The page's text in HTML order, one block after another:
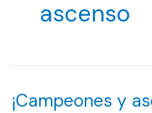
ascenso
¡Campeones y